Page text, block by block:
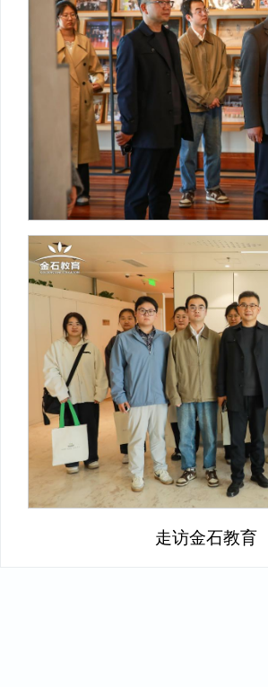
走访金石教育